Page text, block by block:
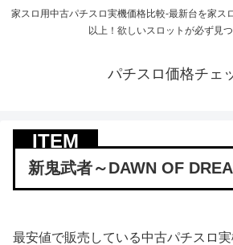
家スロ用中古パチスロ実機価格比較-最新台を家ス
以上！欲しいスロットが必ず見つ
パチスロ価格チェ
新鬼武者～DAWN OF
最安値で販売している中古パチスロ実